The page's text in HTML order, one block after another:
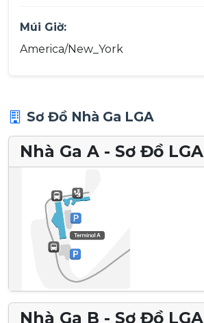
Múi Giờ:
America/New_York
Sơ Đồ Nhà Ga LGA
Nhà Ga A - Sơ Đồ LGA
Nhà Ga B - Sơ Đồ LGA